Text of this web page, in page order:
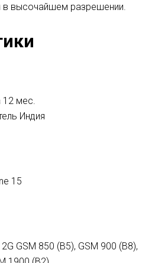
в высочайшем разрешении.
12 мес.
Индия
15
GSM 850 (B5), GSM 900 (B8),